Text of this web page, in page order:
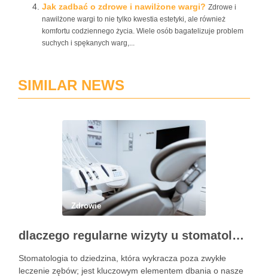
Jak zadbać o zdrowe i nawilżone wargi? Zdrowe i
nawilżone wargi to nie tylko kwestia estetyki, ale również
komfortu codziennego życia. Wiele osób bagatelizuje problem
suchych i spękanych warg,...
SIMILAR NEWS
Zdrowie
dlaczego regularne wizyty u stomatologa są kluczowe dla zdrowia jamy ustnej?
Stomatologia to dziedzina, która wykracza poza zwykłe
leczenie zębów; jest kluczowym elementem dbania o nasze